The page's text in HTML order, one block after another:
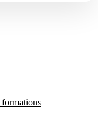
formations